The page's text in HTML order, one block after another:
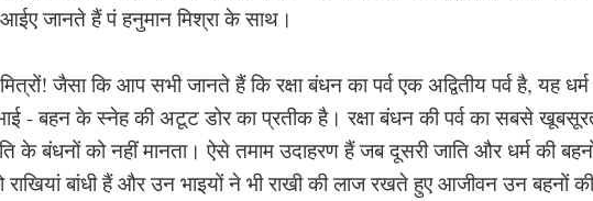
आईए जानते हैं पं हनुमान मिश्रा के साथ।
मित्रों! जैसा कि आप सभी जानते हैं कि रक्षा बंधन का पर्व एक अद्वितीय पर्व है, यह धर्म
- बहन के स्नेह की अटूट डोर का प्रतीक है। रक्षा बंधन की पर्व का सबसे
के बंधनों को नहीं मानता। ऐसे तमाम उदाहरण हैं जब दूसरी जाति और धर्म की
बांधी हैं और उन भाइयों ने भी राखी की लाज रखते हुए आजीवन उन बहनों की